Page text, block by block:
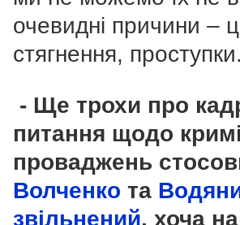
очевидні причини –
стягнення, проступки.
- Ще трохи про
питання щодо
проваджень
Волченко та
звільнений, хоча